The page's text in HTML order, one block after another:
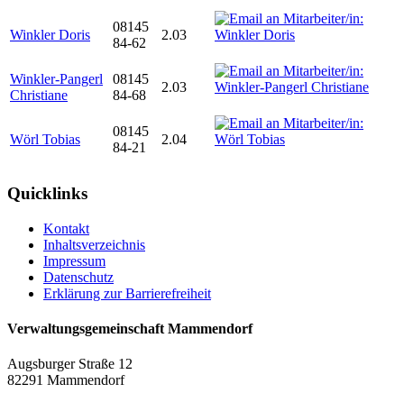
Winkler Doris
08145
84-62
2.03
Winkler-Pangerl
Christiane
08145
84-68
2.03
Wörl Tobias
08145
84-21
2.04
Quicklinks
Kontakt
Inhaltsverzeichnis
Impressum
Datenschutz
Erklärung zur Barrierefreiheit
Verwaltungsgemeinschaft Mammendorf
Augsburger Straße 12
82291 Mammendorf